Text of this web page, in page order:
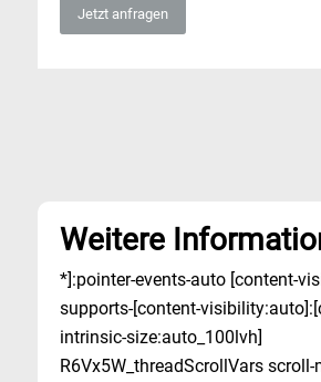
Jetzt anfragen
Weitere
*]:pointer-events-auto [content-
supports-[content-
intrinsic-size:auto_100lvh]
R6Vx5W_threadScrollVars